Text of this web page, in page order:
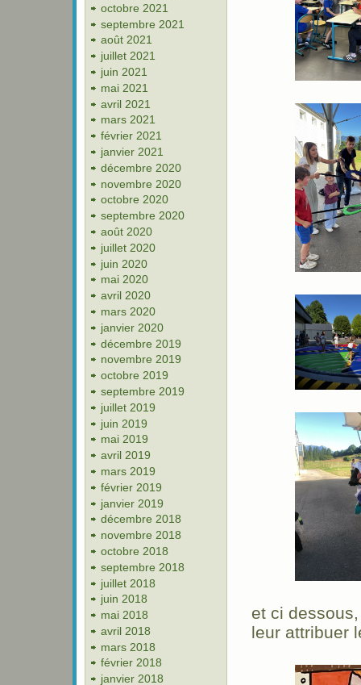
octobre 2021
septembre 2021
août 2021
juillet 2021
juin 2021
mai 2021
avril 2021
mars 2021
février 2021
janvier 2021
décembre 2020
novembre 2020
octobre 2020
septembre 2020
août 2020
juillet 2020
juin 2020
mai 2020
avril 2020
mars 2020
janvier 2020
décembre 2019
novembre 2019
octobre 2019
septembre 2019
juillet 2019
juin 2019
mai 2019
avril 2019
mars 2019
février 2019
janvier 2019
décembre 2018
novembre 2018
octobre 2018
septembre 2018
juillet 2018
juin 2018
mai 2018
avril 2018
mars 2018
février 2018
janvier 2018
et ci
leur attribuer